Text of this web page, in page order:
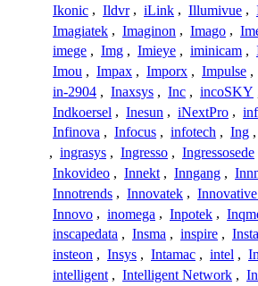
Ikonic , Ildvr , iLink , Illumivue ,
Imagiatek , Imaginon , Imago ,
imege , Img , Imieye , iminicam ,
Imou , Impax , Imporx , Impulse ,
in-2904 , Inaxsys , Inc , incoSKY
Indkoersel , Inesun , iNextPro ,
Infinova , Infocus , infotech , Ing ,
, ingrasys , Ingresso , Ingressosede
Inkovideo , Innekt , Inngang ,
Innotrends , Innovatek ,
Innovo , inomega , Inpotek ,
inscapedata , Insma , inspire ,
insteon , Insys , Intamac , intel ,
intelligent , Intelligent Network ,